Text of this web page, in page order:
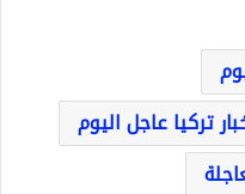
تركيا عاجل اليوم